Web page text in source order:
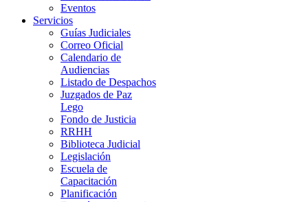
Eventos
Servicios
Guías Judiciales
Correo Oficial
Calendario de
Audiencias
Listado de Despachos
Juzgados de Paz
Lego
Fondo de Justicia
RRHH
Biblioteca Judicial
Legislación
Escuela de
Capacitación
Planificación